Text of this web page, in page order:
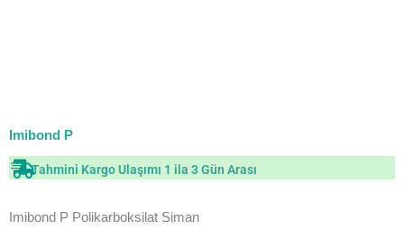
Imibond P
Tahmini Kargo Ulaşımı 1 ila 3 Gün Arası
Imibond P Polikarboksilat Siman